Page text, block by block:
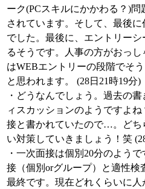
ーク(PCスキルにかかわる？)問
されています。そして、最後
でした。最後に、エントリー
るそうです。人事の方がおっ
はWEBエントリーの段階でそ
と思われます。 (28日21時19分)
・どうなんでしょう。過去の
ィスカッションのようですよ
接と書かれていたので…。どち
い対策していきましょう！笑
・一次面接は個別20分のよう
接（個別orグループ）と適性検
最終です。現在どれくらいに